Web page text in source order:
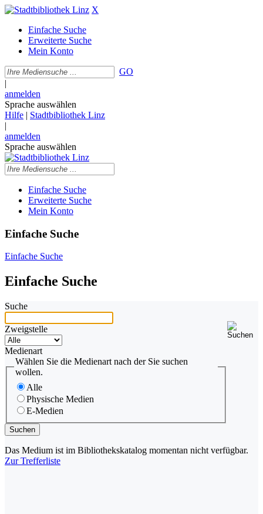
X
Einfache Suche
Erweiterte Suche
Mein Konto
GO
|
anmelden
Sprache auswählen
Hilfe | Stadtbibliothek Linz
|
anmelden
Sprache auswählen
Einfache Suche
Erweiterte Suche
Mein Konto
Einfache Suche
Einfache Suche
Einfache Suche
Suche
Zweigstelle
Medienart
Wählen Sie die Medienart nach der Sie suchen
wollen.
Alle
Physische Medien
E-Medien
Das Medium ist im Bibliothekskatalog momentan nicht verfügbar.
Zur Trefferliste